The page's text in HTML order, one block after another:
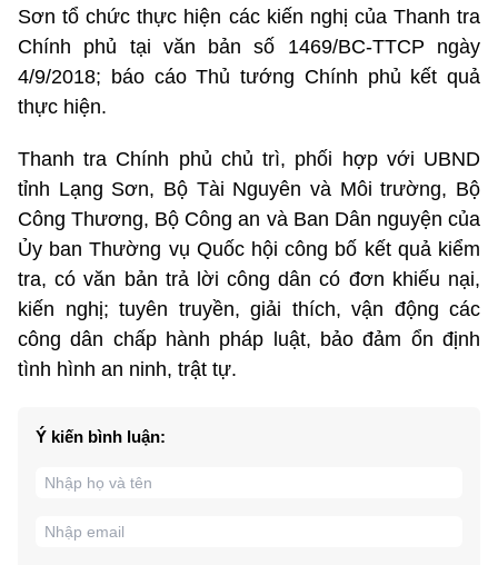
Sơn tổ chức thực hiện các kiến nghị của Thanh tra
Chính phủ tại văn bản số 1469/BC-TTCP ngày
4/9/2018; báo cáo Thủ tướng Chính phủ kết quả
thực hiện.
Thanh tra Chính phủ chủ trì, phối hợp với UBND
tỉnh Lạng Sơn, Bộ Tài Nguyên và Môi trường, Bộ
Công Thương, Bộ Công an và Ban Dân nguyện của
Ủy ban Thường vụ Quốc hội công bố kết quả kiểm
tra, có văn bản trả lời công dân có đơn khiếu nại,
kiến nghị; tuyên truyền, giải thích, vận động các
công dân chấp hành pháp luật, bảo đảm ổn định
tình hình an ninh, trật tự.
Ý kiến bình luận: